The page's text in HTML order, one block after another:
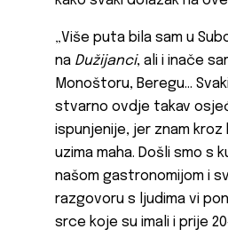
„Više puta bila sam u
na Dužijanci, ali i inače
Monoštoru, Beregu…
stvarno ovdje takav
ispunjenije, jer znam
uzima maha. Došli smo s
našom gastronomijom i
razgovoru s ljudima vi
srce koje su imali i prije